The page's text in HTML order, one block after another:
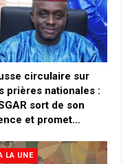
circulaire sur
prières nationales :
sort de son
et promet…
LA UNE